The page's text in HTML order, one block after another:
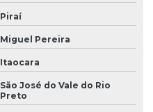
Piraí
Miguel Pereira
Itaocara
São José do Vale do Rio
Preto